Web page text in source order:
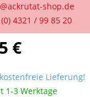
shop.de
4321 / 99 85 20
€
Lieferung!
1-3 Werktage